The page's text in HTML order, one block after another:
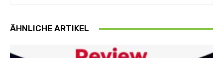
ÄHNLICHE ARTIKEL